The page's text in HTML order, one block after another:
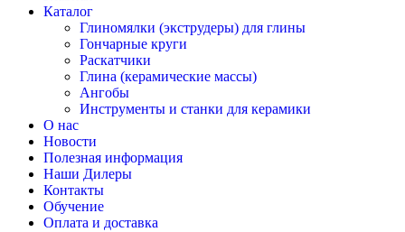
Каталог
Глиномялки (экструдеры) для глины
Гончарные круги
Раскатчики
Глина (керамические массы)
Ангобы
Инструменты и станки для керамики
О нас
Новости
Полезная информация
Наши Дилеры
Контакты
Обучение
Оплата и доставка